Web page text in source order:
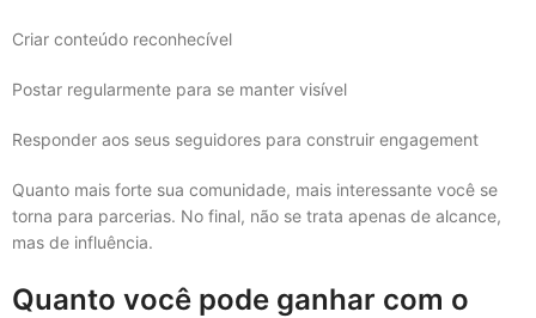
Criar conteúdo reconhecível
Postar regularmente para se manter visível
Responder aos seus seguidores para construir engagement
Quanto mais forte sua comunidade, mais interessante você se
torna para parcerias. No final, não se trata apenas de alcance,
mas de influência.
Quanto você pode ganhar com o